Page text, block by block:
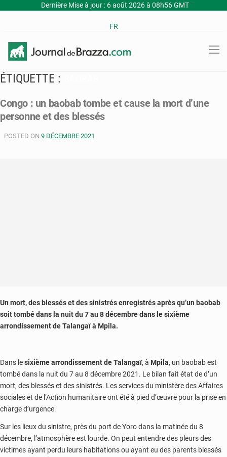
Dernière Mise à jour : 6 août 2026 à 08h56 GMT
FR
ÉTIQUETTE :
Congo : un baobab tombe et cause la mort d’une
personne et des blessés
POSTED ON 9 DÉCEMBRE 2021
Un mort, des blessés et des sinistrés enregistrés après qu’un baobab
soit tombé dans la nuit du 7 au 8 décembre dans le sixième
arrondissement de Talangaï à Mpila.
Dans lesixième arrondissement de Talangaï, à Mpila, un baobab est
tombé dans la nuit du 7 au 8 décembre 2021. Le bilan fait état de d’un
mort, des blessés et des sinistrés. Les services du ministère des Affaires
sociales et de l’Action humanitaire ont été à pied d’œuvre pour la prise en
charge d’urgence.
Sur les lieux du sinistre, près du port de Yoro dans la matinée du 8
décembre, l’atmosphère est lourde. On peut entendre des pleurs des
victimes ayant perdu leurs habitations ou ayant eu des parents blessés